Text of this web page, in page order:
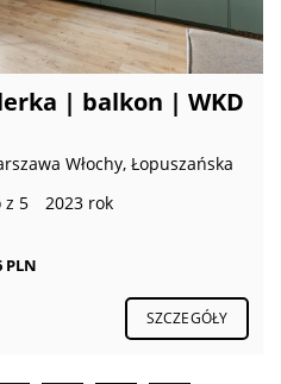
| balkon | WKD
Włochy, Łopuszańska
z 5 2023 rok
PLN
SZCZEGÓŁY